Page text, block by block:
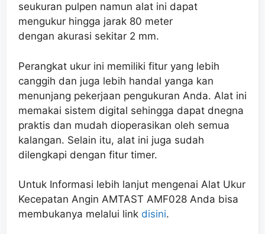
seukuran pulpen namun alat ini dapat
mengukur hingga jarak 80 meter
dengan akurasi sekitar 2 mm.
Perangkat ukur ini memiliki fitur yang lebih
canggih dan juga lebih handal yanga kan
menunjang pekerjaan pengukuran Anda. Alat ini
memakai sistem digital sehingga dapat dnegna
praktis dan mudah dioperasikan oleh semua
kalangan. Selain itu, alat ini juga sudah
dilengkapi dengan fitur timer.
Untuk Informasi lebih lanjut mengenai Alat Ukur
Kecepatan Angin AMTAST AMF028 Anda bisa
membukanya melalui link disini.